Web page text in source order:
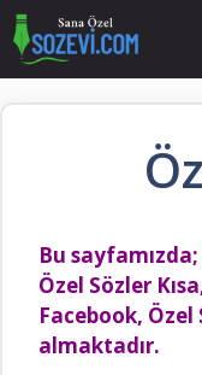
İçeriğe
atla
Bu
Özel Sözler
Facebook,
almaktadır.